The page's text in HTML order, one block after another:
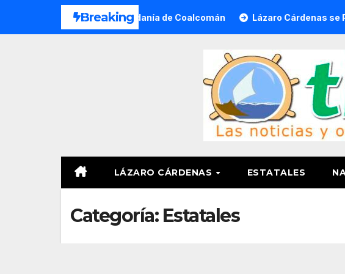
Breaking
a Víctimas y Ciudadanía de Coalcomán Lázaro Cárdenas se Prepara
LÁZARO CÁRDENAS ESTATALES
Categoría: Estatales